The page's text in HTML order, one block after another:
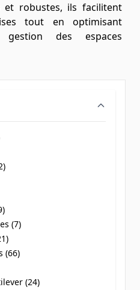
et robustes, ils facilitent
tout en optimisant
des espaces
)
)
(7)
)
(66)
(24)